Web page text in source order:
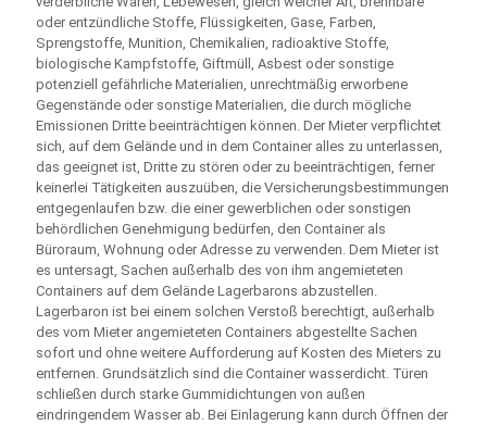
oder entzündliche Stoffe, Flüssigkeiten, Gase, Farben,
Sprengstoffe, Munition, Chemikalien, radioaktive Stoffe,
biologische Kampfstoffe, Giftmüll, Asbest oder sonstige
potenziell gefährliche Materialien, unrechtmäßig erworbene
Gegenstände oder sonstige Materialien, die durch mögliche
Emissionen Dritte beeinträchtigen können. Der Mieter verpflichtet
sich, auf dem Gelände und in dem Container alles zu unterlassen,
das geeignet ist, Dritte zu stören oder zu beeinträchtigen, ferner
keinerlei Tätigkeiten auszuüben, die Versicherungsbestimmungen
entgegenlaufen bzw. die einer gewerblichen oder sonstigen
behördlichen Genehmigung bedürfen, den Container als
Büroraum, Wohnung oder Adresse zu verwenden. Dem Mieter ist
es untersagt, Sachen außerhalb des von ihm angemieteten
Containers auf dem Gelände Lagerbarons abzustellen.
Lagerbaron ist bei einem solchen Verstoß berechtigt, außerhalb
des vom Mieter angemieteten Containers abgestellte Sachen
sofort und ohne weitere Aufforderung auf Kosten des Mieters zu
entfernen. Grundsätzlich sind die Container wasserdicht. Türen
schließen durch starke Gummidichtungen von außen
eindringendem Wasser ab. Bei Einlagerung kann durch Öffnen der